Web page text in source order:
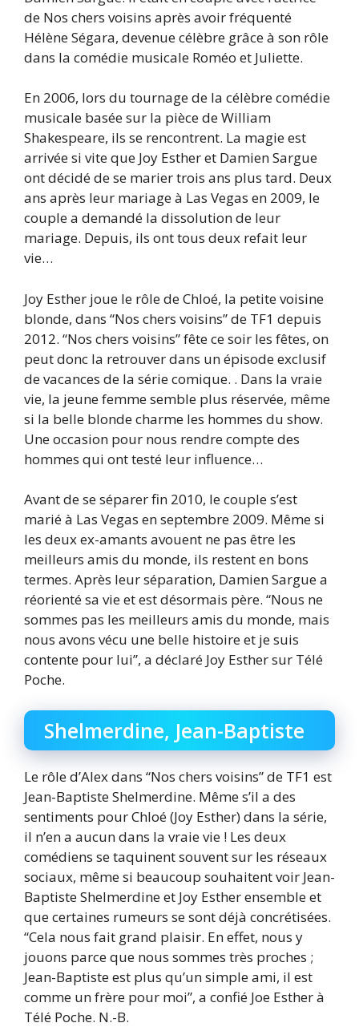
de Nos chers voisins après avoir fréquenté
Hélène Ségara, devenue célèbre grâce à son rôle
dans la comédie musicale Roméo et Juliette.
En 2006, lors du tournage de la célèbre comédie
musicale basée sur la pièce de William
Shakespeare, ils se rencontrent. La magie est
arrivée si vite que Joy Esther et Damien Sargue
ont décidé de se marier trois ans plus tard. Deux
ans après leur mariage à Las Vegas en 2009, le
couple a demandé la dissolution de leur
mariage. Depuis, ils ont tous deux refait leur
vie…
Joy Esther joue le rôle de Chloé, la petite voisine
blonde, dans “Nos chers voisins” de TF1 depuis
2012. “Nos chers voisins” fête ce soir les fêtes, on
peut donc la retrouver dans un épisode exclusif
de vacances de la série comique. . Dans la vraie
vie, la jeune femme semble plus réservée, même
si la belle blonde charme les hommes du show.
Une occasion pour nous rendre compte des
hommes qui ont testé leur influence…
Avant de se séparer fin 2010, le couple s’est
marié à Las Vegas en septembre 2009. Même si
les deux ex-amants avouent ne pas être les
meilleurs amis du monde, ils restent en bons
termes. Après leur séparation, Damien Sargue a
réorienté sa vie et est désormais père. “Nous ne
sommes pas les meilleurs amis du monde, mais
nous avons vécu une belle histoire et je suis
contente pour lui”, a déclaré Joy Esther sur Télé
Poche.
Shelmerdine, Jean-Baptiste
Le rôle d’Alex dans “Nos chers voisins” de TF1 est
Jean-Baptiste Shelmerdine. Même s’il a des
sentiments pour Chloé (Joy Esther) dans la série,
il n’en a aucun dans la vraie vie ! Les deux
comédiens se taquinent souvent sur les réseaux
sociaux, même si beaucoup souhaitent voir Jean-
Baptiste Shelmerdine et Joy Esther ensemble et
que certaines rumeurs se sont déjà concrétisées.
“Cela nous fait grand plaisir. En effet, nous y
jouons parce que nous sommes très proches ;
Jean-Baptiste est plus qu’un simple ami, il est
comme un frère pour moi”, a confié Joe Esther à
Télé Poche. N.-B.